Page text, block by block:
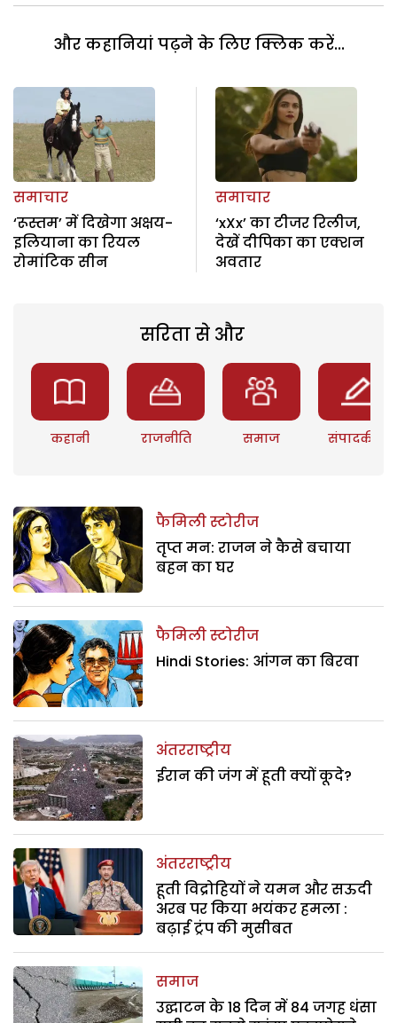
और कहानियां पढ़ने के लिए क्लिक करें...
समाचार
‘रूस्तम’ में दिखेगा अक्षय-
इलियाना का रियल
रोमांटिक सीन
समाचार
‘xXx’ का टीजर रिलीज,
देखें दीपिका का एक्शन
अवतार
सरिता से और
कहानी राजनीति समाज संपादकीय
फैमिली स्टोरीज
तृप्त मन: राजन ने कैसे बचाया
बहन का घर
फैमिली स्टोरीज
Hindi Stories: आंगन का बिरवा
अंतरराष्ट्रीय
ईरान की जंग में हूती क्यों कूदे?
अंतरराष्ट्रीय
हूती विद्रोहियों ने यमन और सऊदी
अरब पर किया भयंकर हमला :
बढ़ाई ट्रंप की मुसीबत
समाज
उद्घाटन के 18 दिन में 84 जगह धंसा